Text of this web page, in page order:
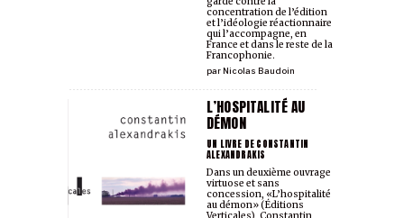
parNicolas Baudoin
concentration de l’édition
et l’idéologie réactionnaire
qui l’accompagne, en
France et dans le reste de la
Francophonie.
L’HOSPITALITÉ AU
DÉMON
UN LIVRE DE CONSTANTIN
ALEXANDRAKIS
Dans un deuxième ouvrage
virtuose et sans
concession, «L’hospitalité
au démon» (Éditions
Verticales), Constantin